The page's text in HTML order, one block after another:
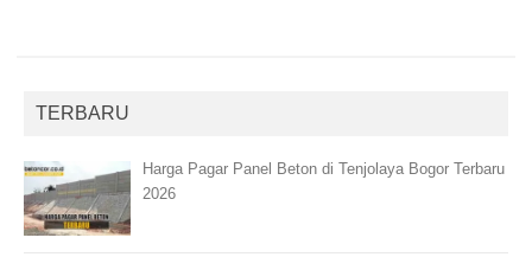
TERBARU
Harga Pagar Panel Beton di Tenjolaya Bogor Terbaru
2026